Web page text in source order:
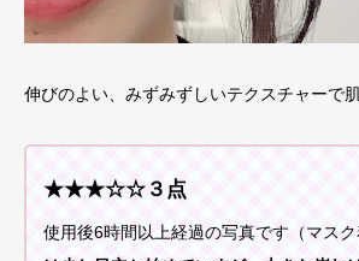
伸びのよい、みずみずしいテクスチャーで
★★★☆☆３点
使用後6時間以上経過の写真です（マスク